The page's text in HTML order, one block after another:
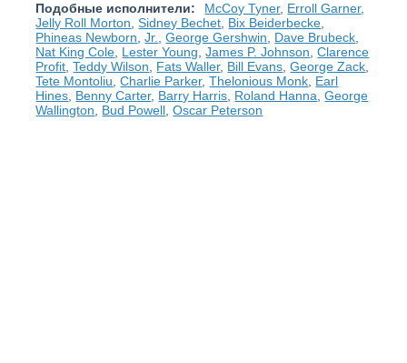
Подобные исполнители:
McCoy Tyner, Erroll Garner,
Jelly Roll Morton ,Sidney Bechet Bix Beiderbecke
Phineas Newborn ,Jr. ,George Gershwin Dave Brubeck
Nat King Cole Lester Young ,James P. Johnson ,Clarence
Profit ,Teddy Wilson Fats Waller, Bill Evans ,George Zack
Tete Montoliu ,Charlie Parker,Thelonious Monk Earl
Hines Benny Carter, Barry Harris Roland Hanna ,George
Wallington
Bud Powell ,Oscar Peterson